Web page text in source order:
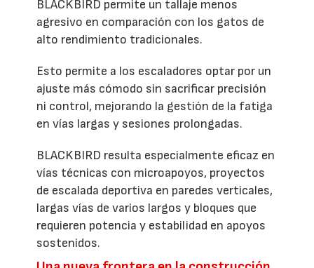
BLACKBIRD permite un tallaje menos
agresivo en comparación con los gatos de
alto rendimiento tradicionales.
Esto permite a los escaladores optar por un
ajuste más cómodo sin sacrificar precisión
ni control, mejorando la gestión de la fatiga
en vías largas y sesiones prolongadas.
BLACKBIRD resulta especialmente eficaz en
vías técnicas con microapoyos, proyectos
de escalada deportiva en paredes verticales,
largas vías de varios largos y bloques que
requieren potencia y estabilidad en apoyos
sostenidos.